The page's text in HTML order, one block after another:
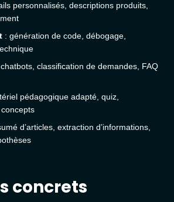
personnalisés, descriptions produits,
: génération de code, débogage,
classification de demandes, FAQ
pédagogique adapté, quiz,
d’articles, extraction d’informations,
concrets